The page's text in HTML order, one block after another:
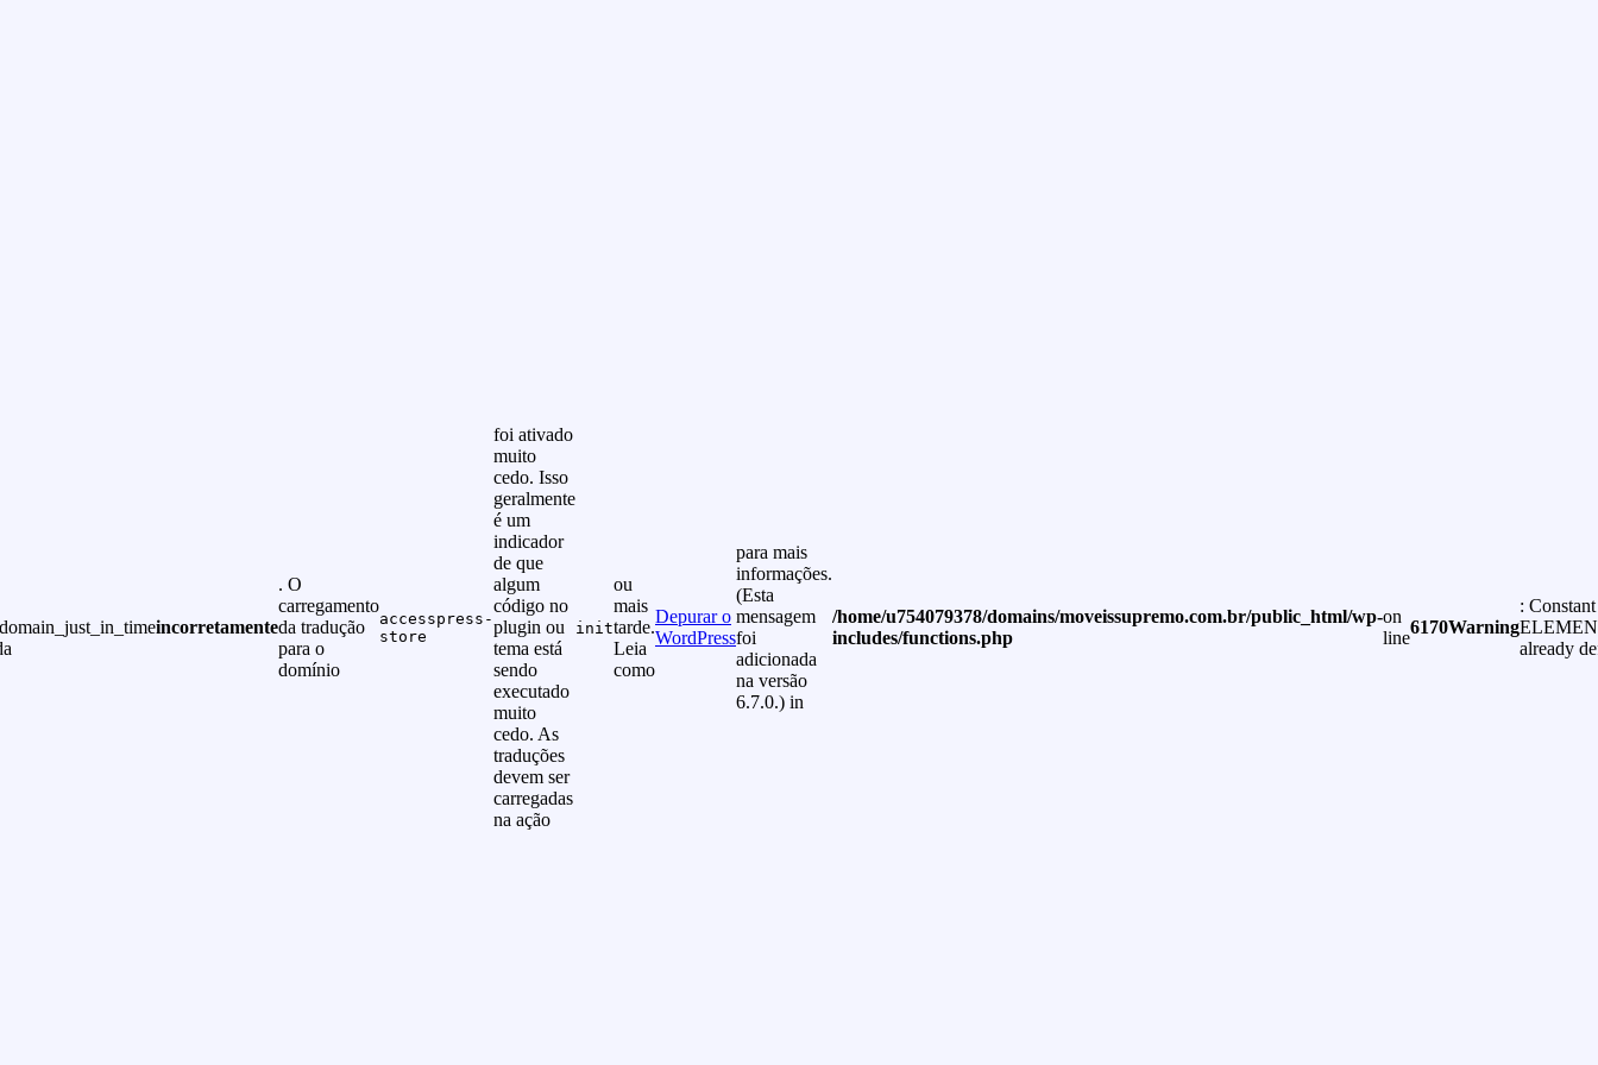
incorretamente
. O
carregamento
da tradução
para o
domínio
accesspress-
store
foi ativado
muito
cedo. Isso
geralmente
é um
indicador
de que
algum
código no
plugin ou
tema está
sendo
executado
muito
cedo. As
traduções
devem ser
carregadas
na ação
init
ou
mais
tarde.
Leia
como
Depurar o
WordPress
para mais
informações.
(Esta
mensagem
foi
adicionada
na versão
6.7.0.) in
/home/u754079378/domains/moveissupremo.com.br/public_html/wp-
includes/functions.php
on
line
6170Warning
: Constant
already